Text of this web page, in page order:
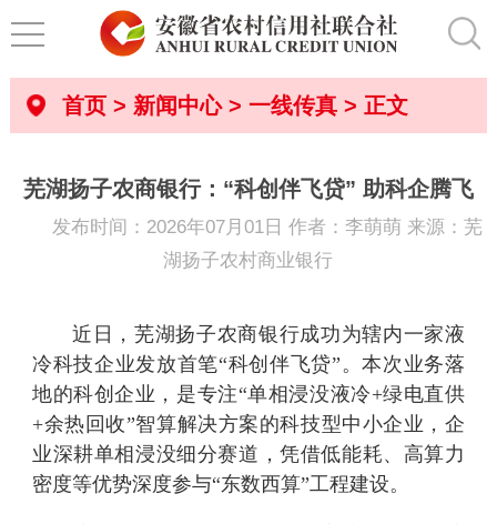
首页> 新闻中心> 一线传真> 正文
芜湖扬子农商银行：“科创伴飞贷” 助科企腾飞
发布时间：2026年07月01日 作者：李萌萌 来源：芜
湖扬子农村商业银行
近日， 芜湖扬子农商银行成功为辖内一家液
冷科技企业发放首笔“科创伴飞贷”。本次业务落
地的科创企业，是专注“单相浸没液冷+绿电直供
+余热回收”智算解决方案的科技型中小企业，企
业深耕单相浸没细分赛道，凭借低能耗、高算力
密度等优势深度参与“东数西算”工程建设。